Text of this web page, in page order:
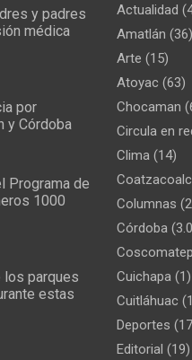
y padres
médica
por
y Córdoba
Programa de
1000
los parques
estas
Actualidad
Amatlán (36)
Arte (15)
Atoyac (63)
Chocaman
Circula en
Clima (14)
Columnas
Córdoba
Cuichapa (1)
Cuitláhuac
Deportes
Editorial (19)